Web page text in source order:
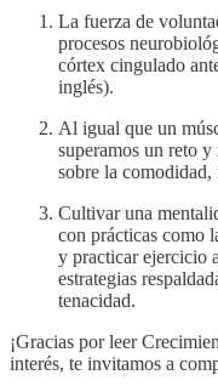
La fuerza de
procesos
córtex cingulado
inglés).
Al igual que un
superamos un reto
sobre la comodidad,
Cultivar una
con prácticas como
y practicar ejercicio
estrategias
tenacidad.
¡Gracias por leer
interés, te invitamos a